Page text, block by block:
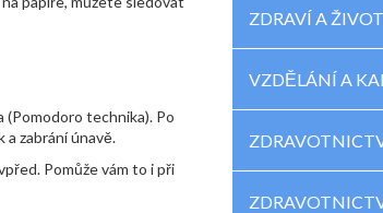
technika). Po
a zabrání únavě.
Pomůže vám to i při
ZDRAVÍ A
VZDĚLÁNÍ A